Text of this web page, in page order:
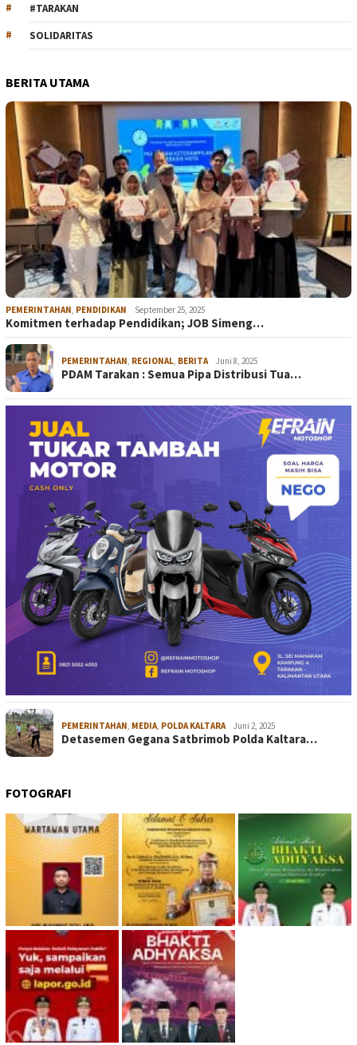
#TARAKAN
SOLIDARITAS
BERITA UTAMA
PEMERINTAHAN PENDIDIKAN September 25, 2025
Komitmen terhadap Pendidikan; JOB Simeng…
PEMERINTAHAN REGIONAL BERITA Juni 8, 2025
PDAM Tarakan : Semua Pipa Distribusi Tua…
PEMERINTAHAN, MEDIA, POLDA KALTARA Juni 2, 2025
Detasemen Gegana Satbrimob Polda Kaltara…
FOTOGRAFI